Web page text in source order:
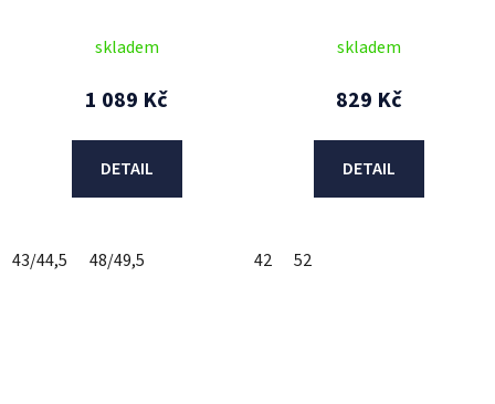
ALPINESTARS (pár)
skladem
1 089 Kč
DETAIL
43/44,5 48/49,5
ALPINESTARS (černé,
pár)
skladem
829 Kč
DETAIL
42 52